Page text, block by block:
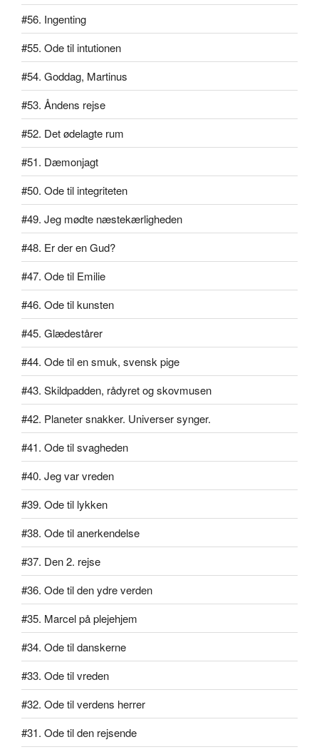
#56. Ingenting
#55. Ode til intutionen
#54. Goddag, Martinus
#53. Åndens rejse
#52. Det ødelagte rum
#51. Dæmonjagt
#50. Ode til integriteten
#49. Jeg mødte næstekærligheden
#48. Er der en Gud?
#47. Ode til Emilie
#46. Ode til kunsten
#45. Glædestårer
#44. Ode til en smuk, svensk pige
#43. Skildpadden, rådyret og skovmusen
#42. Planeter snakker. Universer synger.
#41. Ode til svagheden
#40. Jeg var vreden
#39. Ode til lykken
#38. Ode til anerkendelse
#37. Den 2. rejse
#36. Ode til den ydre verden
#35. Marcel på plejehjem
#34. Ode til danskerne
#33. Ode til vreden
#32. Ode til verdens herrer
#31. Ode til den rejsende